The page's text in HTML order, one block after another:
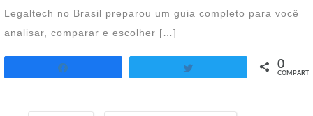
Legaltech no Brasil preparou um guia completo para você
analisar, comparar e escolher […]
0